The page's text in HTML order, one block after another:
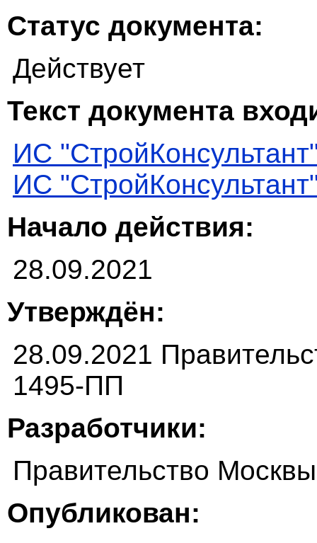
Статус документа:
Действует
Текст документа
ИС
ИС
Начало действия:
28.09.2021
Утверждён:
28.09.2021
1495-ПП
Разработчики:
Правительство Москвы
Опубликован: